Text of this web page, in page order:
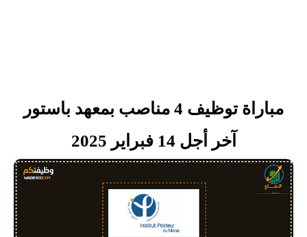
مباراة توظيف 4 مناصب بمعهد باستور
آخر أجل 14 فبراير 2025